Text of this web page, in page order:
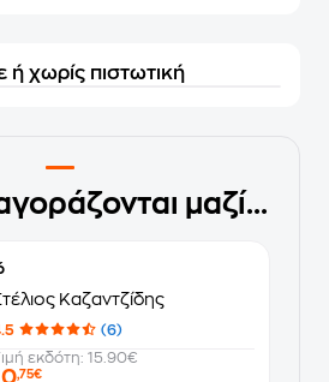
ή χωρίς πιστωτική
μαζί...
Καζαντζίδης
(6)
εκδότη: 15.90€
,75€